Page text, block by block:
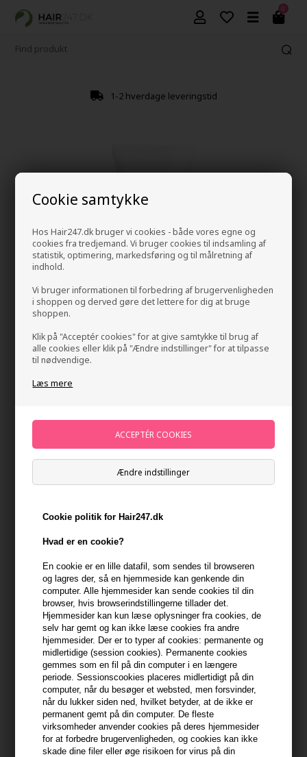
Cookie samtykke
Hos Hair247.dk bruger vi cookies - både vores egne og
cookies fra tredjemand. Vi bruger cookies til indsamling af
statistik, optimering, markedsføring og til målretning af
indhold.
Vi bruger informationen til forbedring af brugervenligheden
i shoppen og derved gøre det lettere for dig at bruge
shoppen.
Klik på "Acceptér cookies" for at give samtykke til brug af
alle cookies eller klik på "Ændre indstillinger" for at tilpasse
til nødvendige.
Læs mere
Ændre indstillinger
Cookie politik for Hair247.dk
Hvad er en cookie?
En cookie er en lille datafil, som sendes til browseren
og lagres der, så en hjemmeside kan genkende din
computer. Alle hjemmesider kan sende cookies til din
browser, hvis browserindstillingerne tillader det.
Hjemmesider kan kun læse oplysninger fra cookies, de
selv har gemt og kan ikke læse cookies fra andre
hjemmesider. Der er to typer af cookies: permanente og
midlertidige (session cookies). Permanente cookies
gemmes som en fil på din computer i en længere
periode. Sessionscookies placeres midlertidigt på din
computer, når du besøger et websted, men forsvinder,
når du lukker siden ned, hvilket betyder, at de ikke er
permanent gemt på din computer. De fleste
virksomheder anvender cookies på deres hjemmesider
for at forbedre brugervenligheden, og cookies kan ikke
skade dine filer eller øge risikoen for virus på din
0
1-2 hverdage leveringstid
Innersense Hair Renew Pre Wash Treatment 59ml
Mærker»Innersense Organic Beauty Brand:Innersense
300,00DKK
På lager- Leveringstid 1-2 dage
Du får 15 DKK til dit næste køb når du køber denne vare -
min konto
399,10 DKK FRA GRATIS FRAGT 399.1 DKK
Beskrivelse Anmeldelser Fabrikant
Innersense Hair Renew Pre Wash Treatment reducerer
afskalning, lindrer tørhed og medvirker til at frembringe balance i
hår og hovedbund.